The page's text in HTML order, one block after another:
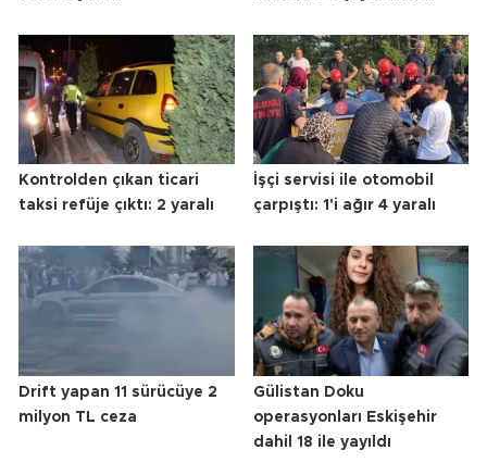
Kontrolden çıkan ticari
taksi refüje çıktı: 2 yaralı
İşçi servisi ile otomobil
çarpıştı: 1'i ağır 4 yaralı
Drift yapan 11 sürücüye 2
milyon TL ceza
Gülistan Doku
operasyonları Eskişehir
dahil 18 ile yayıldı